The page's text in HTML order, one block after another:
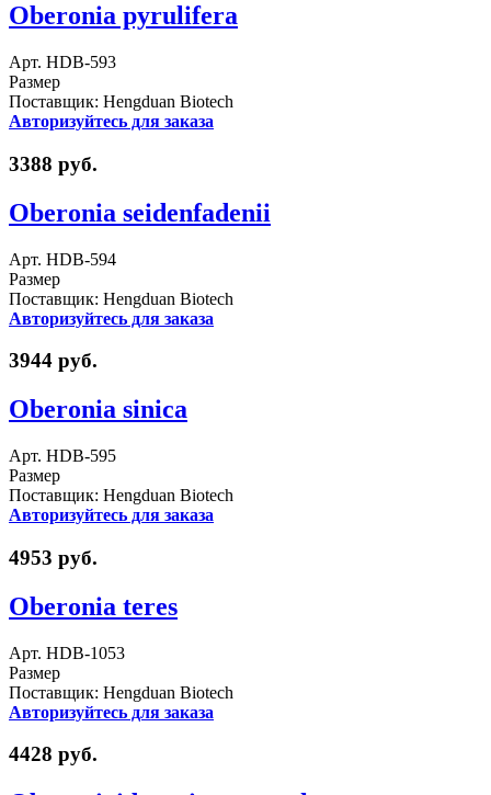
Oberonia pyrulifera
Арт. HDB-593
Размер
Поставщик: Hengduan Biotech
Авторизуйтесь для заказа
3388 руб.
Oberonia seidenfadenii
Арт. HDB-594
Размер
Поставщик: Hengduan Biotech
Авторизуйтесь для заказа
3944 руб.
Oberonia sinica
Арт. HDB-595
Размер
Поставщик: Hengduan Biotech
Авторизуйтесь для заказа
4953 руб.
Oberonia teres
Арт. HDB-1053
Размер
Поставщик: Hengduan Biotech
Авторизуйтесь для заказа
4428 руб.